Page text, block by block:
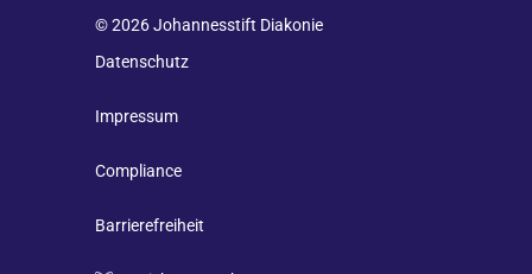
© 2026 Johannesstift Diakonie
Datenschutz
Impressum
Compliance
Barrierefreiheit